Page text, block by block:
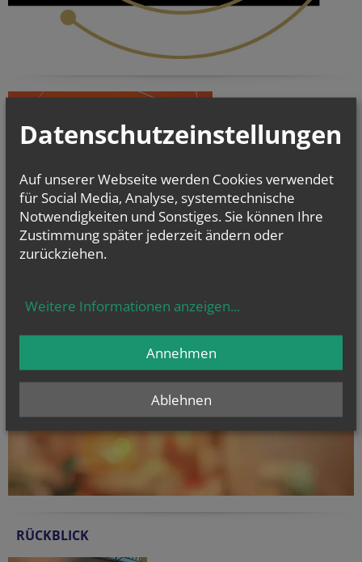
RÜCKBLICK
Datenschutzeinstellungen
Auf unserer Webseite werden Cookies verwendet
für Social Media, Analyse, systemtechnische
Notwendigkeiten und Sonstiges. Sie können Ihre
Zustimmung später jederzeit ändern oder
zurückziehen.
Weitere Informationen anzeigen...
Ablehnen
Annehmen